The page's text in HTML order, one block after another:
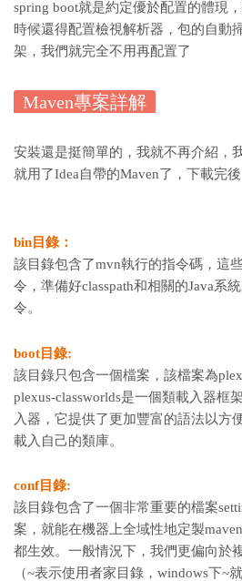
spring boot就是約定優於配置的體現
時候還得配置檢視解析器，包的自動
架，我們就完全不用再配置了
Maven專案詳解
安裝還是挺簡單的，我就不再介紹，
就用了Idea自帶的Maven了，下載完
bin目錄：
該目錄包含了mvn執行的指令碼，這
令，準備好classpath和相關的Java系
令。
boot目錄:
該目錄只包含一個檔案，該檔案為
plexus-classworlds是一個類載入器框
入器，它提供了更加豐富的語法以方
載入自己的類庫。
conf目錄:
該目錄包含了一個非常重要的檔案
案，就能在機器上全域性地定製
都生效。一般情況下，我們更偏向於
（~表示使用者家目錄，windows下~